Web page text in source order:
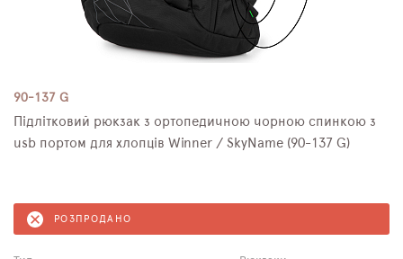
90-137 G
Підлітковий рюкзак з ортопедичною чорною спинкою з
usb портом для хлопців Winner / SkyName (90-137 G)
РОЗПРОДАНО